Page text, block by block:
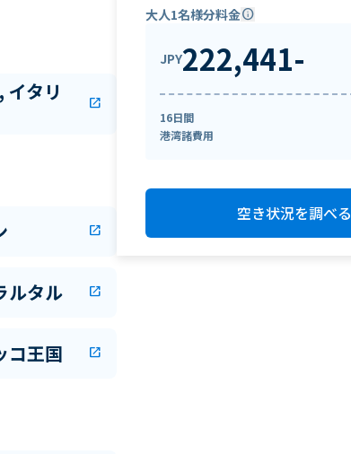
イタリ
open_in_new
open_in_new
ルタル open_in_new
コ王国 open_in_new
大人1名様分料金info
JPY222,441-
16日間
港湾諸費用
空き状況を調べる